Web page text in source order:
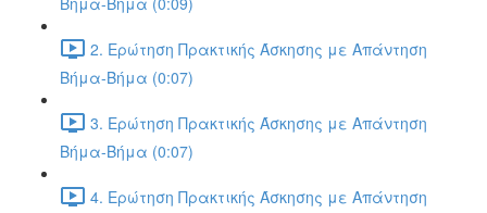
2. Ερώτηση Πρακτικής Άσκησης με Απάντηση
Βήμα-Βήμα (0:07)
3. Ερώτηση Πρακτικής Άσκησης με Απάντηση
Βήμα-Βήμα (0:07)
4. Ερώτηση Πρακτικής Άσκησης με Απάντηση